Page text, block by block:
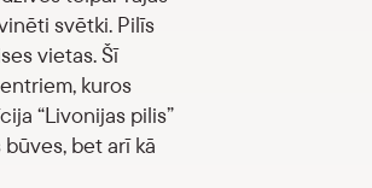
svētki. Pilīs
vietas. Šī
kuros
“Livonijas pilis”
bet arī kā